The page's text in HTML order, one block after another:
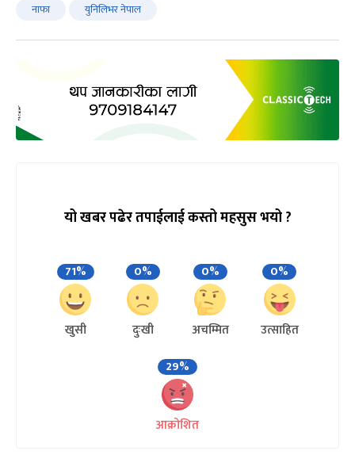
नाफा युनिलिभर नेपाल
यो खबर पढेर तपाईलाई कस्तो महसुस भयो ?
71%
खुसी
0%
दुःखी
0%
अचम्मित
0%
उत्साहित
29%
आक्रोशित